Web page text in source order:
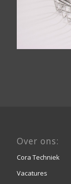
Over ons:
Cora Techniek
Vacatures